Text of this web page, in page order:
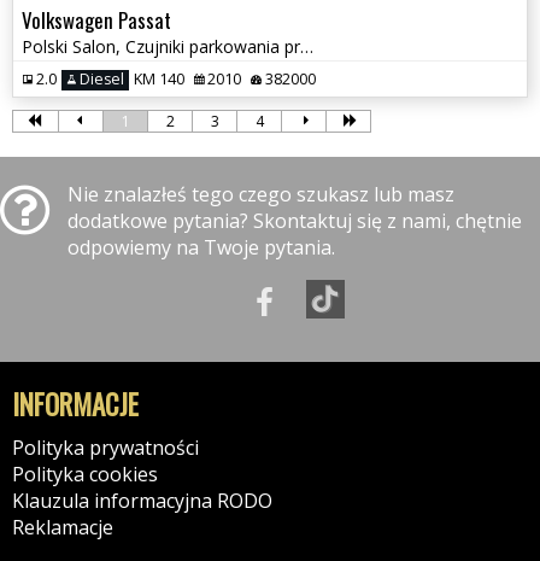
Volkswagen Passat
Polski Salon, Czujniki parkowania przód i tył, Klimatyzacja
2.0 Diesel KM 140 2010 382000
1 2 3 4
Nie znalazłeś tego czego szukasz lub masz
dodatkowe pytania? Skontaktuj się z nami, chętnie
odpowiemy na Twoje pytania.
INFORMACJE
Polityka prywatności
Polityka cookies
Klauzula informacyjna RODO
Reklamacje